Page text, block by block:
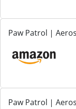
Paw Patrol |
Personaggio
Paw Patrol |